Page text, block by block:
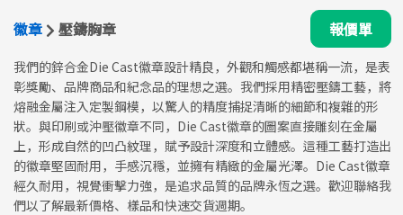
徽章 壓鑄胸章 報價單
我們的鋅合金Die Cast徽章設計精良，外觀和觸感都堪稱一流，是表
彰獎勵、品牌商品和紀念品的理想之選。我們採用精密壓鑄工藝，將
熔融金屬注入定製鋼模，以驚人的精度捕捉清晰的細節和複雜的形
狀。與印刷或沖壓徽章不同，Die Cast徽章的圖案直接雕刻在金屬
上，形成自然的凹凸紋理，賦予設計深度和立體感。這種工藝打造出
的徽章堅固耐用，手感沉穩，並擁有精緻的金屬光澤。Die Cast徽章
經久耐用，視覺衝擊力強，是追求品質的品牌永恆之選。歡迎聯絡我
們以了解最新價格、樣品和快速交貨週期。